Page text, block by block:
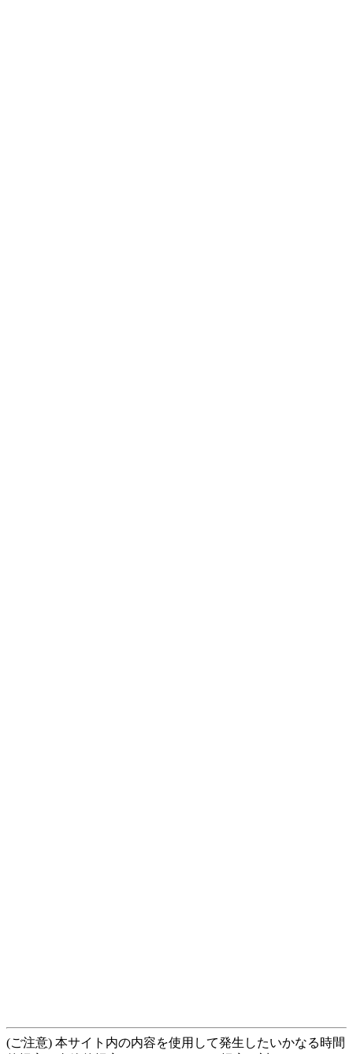
(ご注意) 本サイト内の内容を使用して発生したいかなる時間